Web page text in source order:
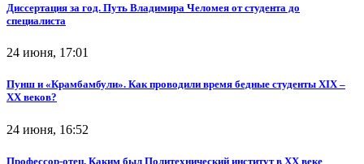
Диссертация за год. Путь Владимира Челомея от студента до
специалиста
24 июня, 17:01
Пунш и «Крамбамбули». Как проводили время бедные студенты XIX –
XX веков?
24 июня, 16:52
Профессор-отец. Каким был Политехнический институт в XX веке